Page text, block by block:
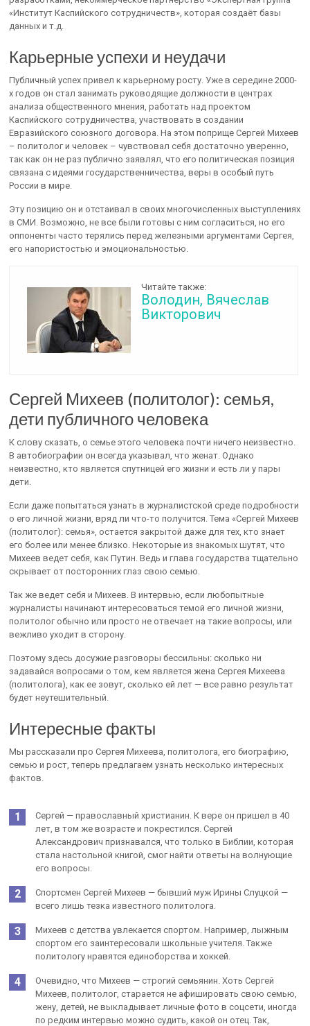
«Институт Каспийского сотрудничеств», которая создаёт базы
данных и т.д.
Карьерные успехи и неудачи
Публичный успех привел к карьерному росту. Уже в середине 2000-
х годов он стал занимать руководящие должности в центрах
анализа общественного мнения, работать над проектом
Каспийского сотрудничества, участвовать в создании
Евразийского союзного договора. На этом поприще Сергей Михеев
– политолог и человек – чувствовал себя достаточно уверенно,
так как он не раз публично заявлял, что его политическая позиция
связана с идеями государственничества, веры в особый путь
России в мире.
Эту позицию он и отстаивал в своих многочисленных выступлениях
в СМИ. Возможно, не все были готовы с ним согласиться, но его
оппоненты часто терялись перед железными аргументами Сергея,
его напористостью и эмоциональностью.
Читайте также:
Володин, Вячеслав
Викторович
Сергей Михеев (политолог): семья,
дети публичного человека
К слову сказать, о семье этого человека почти ничего неизвестно.
В автобиографии он всегда указывал, что женат. Однако
неизвестно, кто является спутницей его жизни и есть ли у пары
дети.
Если даже попытаться узнать в журналистской среде подробности
о его личной жизни, вряд ли что-то получится. Тема «Сергей Михеев
(политолог): семья», остается закрытой даже для тех, кто знает
его более или менее близко. Некоторые из знакомых шутят, что
Михеев ведет себя, как Путин. Ведь и глава государства тщательно
скрывает от посторонних глаз свою семью.
Так же ведет себя и Михеев. В интервью, если любопытные
журналисты начинают интересоваться темой его личной жизни,
политолог обычно или просто не отвечает на такие вопросы, или
вежливо уходит в сторону.
Поэтому здесь досужие разговоры бессильны: сколько ни
задавайся вопросами о том, кем является жена Сергея Михеева
(политолога), как ее зовут, сколько ей лет — все равно результат
будет неутешительный.
Интересные факты
Мы рассказали про Сергея Михеева, политолога, его биографию,
семью и рост, теперь предлагаем узнать несколько интересных
фактов.
Сергей — православный христианин. К вере он пришел в 40
лет, в том же возрасте и покрестился. Сергей
Александрович признавался, что только в Библии, которая
стала настольной книгой, смог найти ответы на волнующие
его вопросы.
Спортсмен Сергей Михеев — бывший муж Ирины Слуцкой —
всего лишь тезка известного политолога.
Михеев с детства увлекается спортом. Например, лыжным
спортом его заинтересовали школьные учителя. Также
политологу нравятся единоборства и хоккей.
Очевидно, что Михеев — строгий семьянин. Хоть Сергей
Михеев, политолог, старается не афишировать свою семью,
жену, детей, не выкладывает личные фото в соцсети, иногда
по редким интервью можно судить, какой он отец. Так,